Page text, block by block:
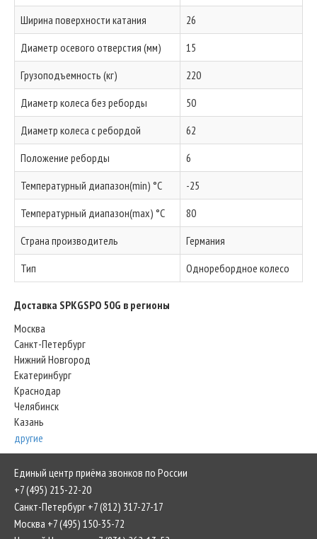
Ширина поверхности катания
26
Диаметр осевого отверстия (мм)
15
Грузоподъемность (кг)
220
Диаметр колеса без реборды
50
Диаметр колеса с ребордой
62
Положение реборды
6
Температурный диапазон(min) °C
-25
Температурный диапазон(max) °C
80
Страна производитель
Германия
Тип
Одноребордное колесо
Доставка SPKGSPO 50G в регионы
Москва
Санкт-Петербург
Нижний Новгород
Екатеринбург
Краснодар
Челябинск
Казань
другие
Единый центр приёма звонков по России
+7 (495) 215-22-20
Санкт-Петербург +7 (812) 317-27-17
Москва +7 (495) 150-35-72